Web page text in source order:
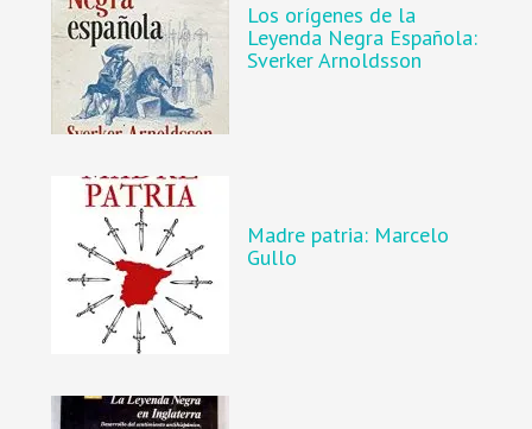
Los orígenes de la
Leyenda Negra Española:
Sverker Arnoldsson
Madre patria: Marcelo
Gullo